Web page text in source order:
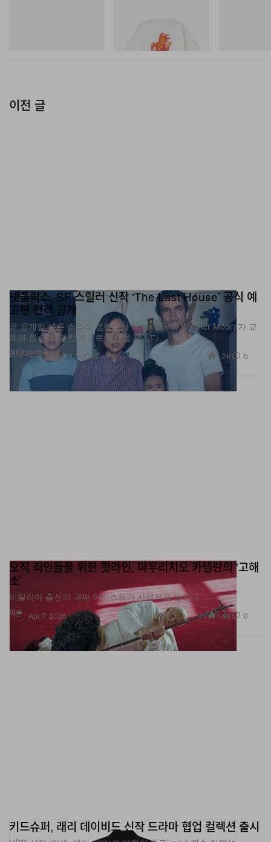
이전 글
엔터테인먼트
넷플릭스, SF 스릴러 신작 ‘The Last House’ 공식 예
고편 전격 공개
곧 공개될 생존 스릴러 영화에서 Greta Lee와 Wagner Moura가 교
외의 집 안에 갇힌 부모로 열연을 펼친다.
Jun 17, 2026 1.2K 0
미술
오직 죄인들을 위한 핫라인, 마우리치오 카텔란의 '고해
소'
이탈리아 출신의 괴짜 아티스트가 사제복을 입었다.
Apr 7, 2026 1.4K 0
키드슈퍼, 래리 데이비드 신작 드라마 협업 컬렉션 출시